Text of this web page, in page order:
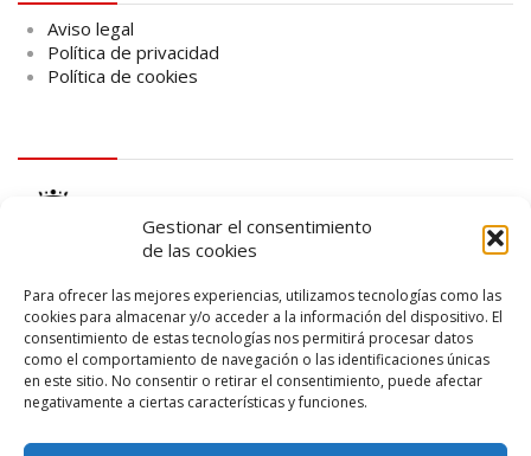
Gestionar el consentimiento
de las cookies
Para ofrecer las mejores experiencias, utilizamos tecnologías como las
cookies para almacenar y/o acceder a la información del dispositivo. El
consentimiento de estas tecnologías nos permitirá procesar datos
como el comportamiento de navegación o las identificaciones únicas
en este sitio. No consentir o retirar el consentimiento, puede afectar
negativamente a ciertas características y funciones.
Aviso legal
Política de privacidad
Política de cookies
logo SID